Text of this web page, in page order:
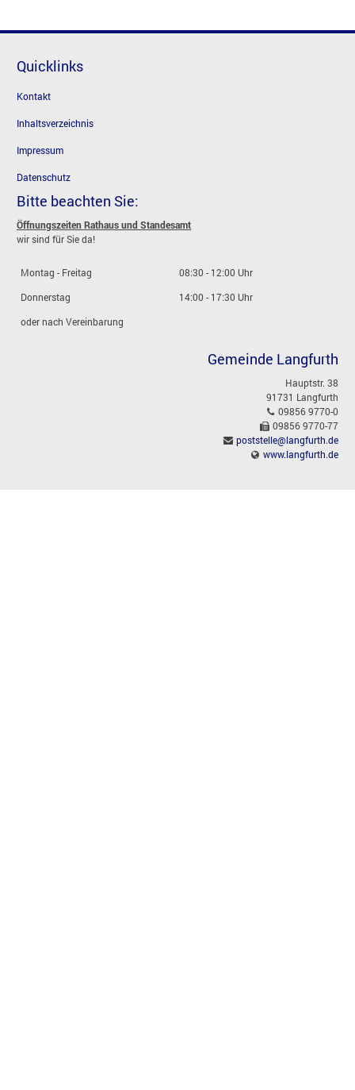
Quicklinks
Kontakt
Inhaltsverzeichnis
Impressum
Datenschutz
Bitte beachten Sie:
Öffnungszeiten Rathaus und Standesamt
wir sind für Sie da!
Montag - Freitag
08:30 - 12:00 Uhr
Donnerstag
14:00 - 17:30 Uhr
oder nach Vereinbarung
Gemeinde Langfurth
Hauptstr. 38
91731 Langfurth
09856 9770-0
09856 9770-77
poststelle@langfurth.de
www.langfurth.de